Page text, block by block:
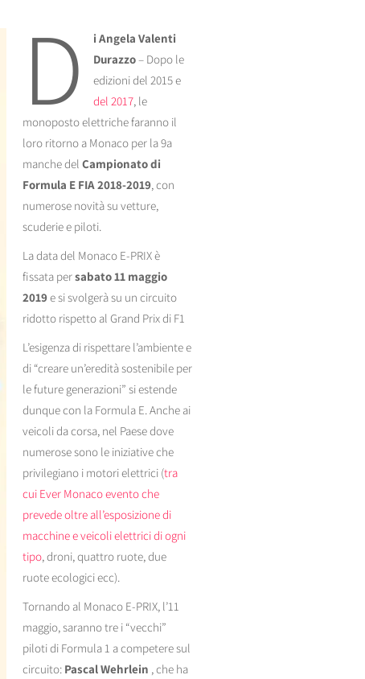
d
i Angela Valenti
Durazzo– Dopo le
edizioni del 2015 e
del 2017, le
monoposto elettriche faranno il
loro ritorno a Monaco per la 9a
manche del Campionato di
Formula E FIA 2018-2019, con
numerose novità su vetture,
scuderie e piloti.
La data del Monaco E-PRIX è
fissata persabato 11 maggio
2019e si svolgerà su un circuito
ridotto rispetto al Grand Prix di F1
L’esigenza di rispettare l’ambiente e
di “creare un’eredità sostenibile per
le future generazioni” si estende
dunque con la Formula E. Anche ai
veicoli da corsa, nel Paese dove
numerose sono le iniziative che
privilegiano i motori elettrici (tra
cui Ever Monaco evento che
prevede oltre all’esposizione di
macchine e veicoli elettrici di ogni
tipo, droni, quattro ruote, due
ruote ecologici ecc).
Tornando al Monaco E-PRIX, l’11
maggio, saranno tre i “vecchi”
piloti di Formula 1 a competere sul
circuito: Pascal Wehrlein , che ha